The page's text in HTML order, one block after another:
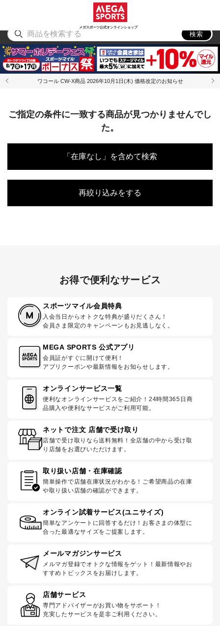
メガスポーツ公式オンラインショップ
アウトドア
検索
ワコール CW-X商品 2026年10月1日(木) 価格改定のお知らせ
ご指定の条件に一致する商品が見つかりませんでし
た。
「在庫なし」を含めて検索
再絞り込みをする
お得で便利なサービス
スポーツマイル会員特典
入会当日からオトクな特典が盛りだくさん！
会員さま限定のキャンペーンもお見逃しなく。
MEGA SPORTS 公式アプリ
会員証がすぐに開けて便利！
アプリクーポンや最新情報をお知らせします。
オンラインサービス一覧
便利なオンラインサービスをご紹介！24時間365日商
品購入や便利なサービスがご利用可能。
ネットで注文 店舗で受け取り
店舗で受け取りなら送料無料！全店舗の中から受け取
り店舗をお選びいただけます。
取り扱い店舗・在庫確認
簡単操作で店舗在庫状況がわかる！ご希望商品の在庫
や取り扱い店舗の確認ができます。
オンライン試着サービス(ユニサイズ)
簡単なアンケートに回答するだけ！お客さまの体型に
合った最適なサイズをご提案します。
メールマガジンサービス
メルマガ登録でオトクな情報をゲット！最新情報やお
すすめトピックスをお届けします。
店舗サービス
専門アドバイザーがお買い物をサポート！
充実したサービスを是非ご利用ください。